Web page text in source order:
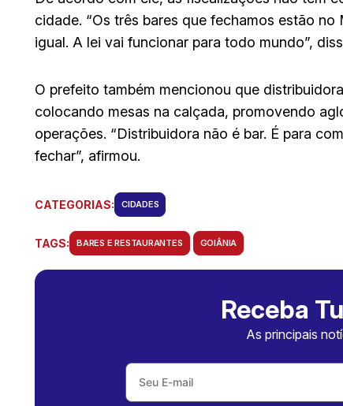
cidade. “Os três bares que fechamos estão
igual. A lei vai funcionar para todo mundo”,
O prefeito também mencionou que
colocando mesas na calçada, promovendo
operações. “Distribuidora não é bar. É para
fechar”, afirmou.
CATEGORIAS: CIDADES
TAGS: BARES E RESTAURANTES GOIÂNIA
Receba
As principais